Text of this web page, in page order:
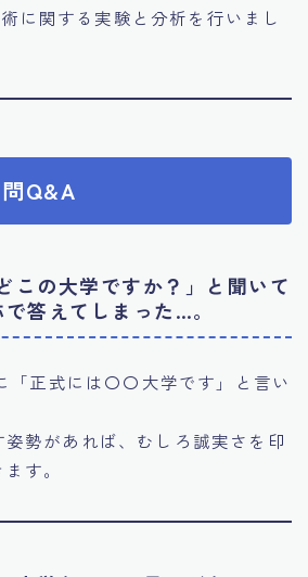
に関する実験と分析を行いまし
Q&A
この大学ですか？」と聞いて
答えてしまった…。
「正式には〇〇大学です」と言い
勢があれば、むしろ誠実さを印
す。